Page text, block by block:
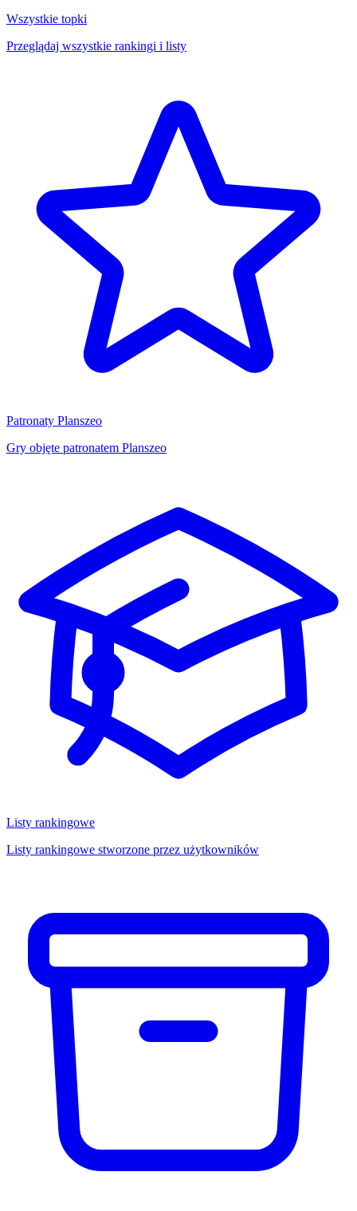
Wszystkie topki
Przeglądaj wszystkie rankingi i listy
Patronaty Planszeo
Gry objęte patronatem Planszeo
Listy rankingowe
Listy rankingowe stworzone przez użytkowników